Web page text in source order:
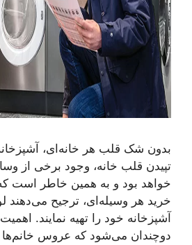
بدون شک قلب هر خانه‌ای،
تپیدن قلب خانه، وجود برخی از
خواهد بود و به همین خاطر است
خرید هر وسیله‌ای، ترجیح می‌دهند
آشپزخانه خود را تهیه نمایند.
دوچندان می‌شود که عروس خانم‌ها